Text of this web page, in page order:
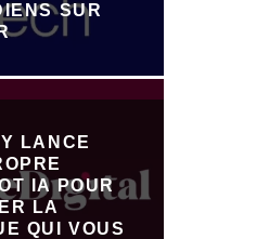
SUR
LANCE
IA POUR
LA
QUI VOUS